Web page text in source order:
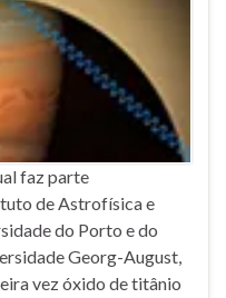
faz parte
de Astrofísica e
do Porto e do
Georg-August,
vez óxido de titânio